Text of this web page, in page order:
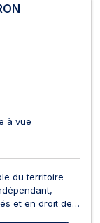
à vue
du territoire
et en droit des